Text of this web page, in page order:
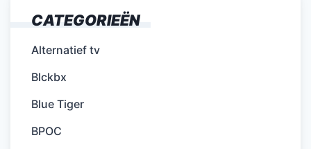
CATEGORIEËN
Alternatief tv
Blckbx
Blue Tiger
BPOC